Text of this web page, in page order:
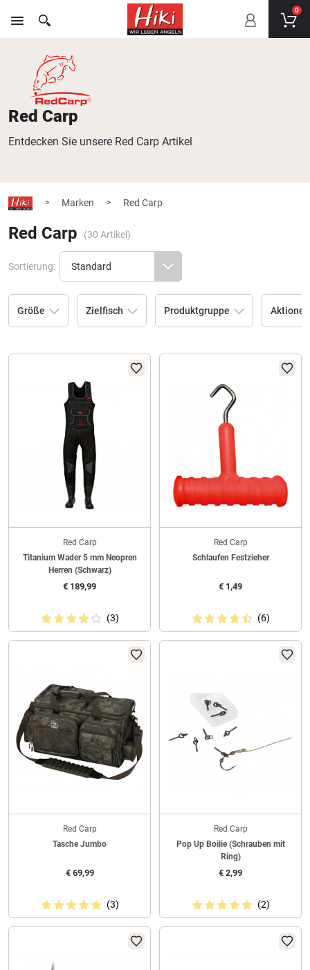
0
Red Carp
Entdecken Sie unsere Red Carp Artikel
> Marken > Red Carp
Red Carp (30 Artikel)
Sortierung:
Größe Zielfisch Produktgruppe Aktionen
Red Carp
Titanium Wader 5 mm Neopren
Herren (Schwarz)
€ 189,99
(3)
Red Carp
Schlaufen Festzieher
€ 1,49
(6)
Red Carp
Tasche Jumbo
€69,99
(3)
Red Carp
Pop Up Boilie (Schrauben mit
Ring)
€ 2,99
(2)